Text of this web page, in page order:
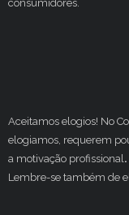
consumidores.
Aceitamos elogios! No
elogiamos, requerem
a motivação profissional.
Lembre-se também de